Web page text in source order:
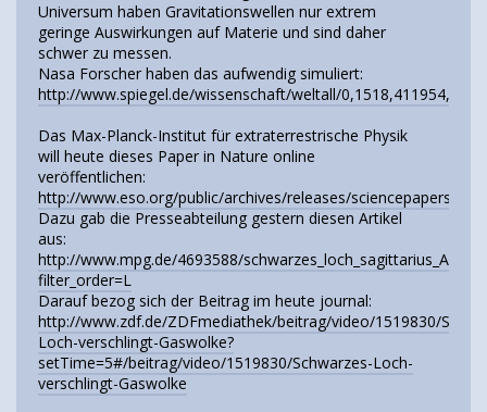
Universum haben Gravitationswellen nur extrem
geringe Auswirkungen auf Materie und sind daher
schwer zu messen.
Nasa Forscher haben das aufwendig simuliert:
http://www.spiegel.de/wissenschaft/weltall/
Das Max-Planck-Institut für extraterrestrische Physik
will heute dieses Paper in Nature online
veröffentlichen:
http://www.eso.org/public/archives/releases/sciencepapers/
Dazu gab die Presseabteilung gestern diesen Artikel
aus:
http://www.mpg.de/4693588/schwarzes_loch_sagittarius_A?
filter_order=L
Darauf bezog sich der Beitrag im heute journal:
http://www.zdf.de/ZDFmediathek/beitrag/video/1519830/
Loch-verschlingt-Gaswolke?
setTime=5#/beitrag/video/1519830/Schwarzes-Loch-
verschlingt-Gaswolke